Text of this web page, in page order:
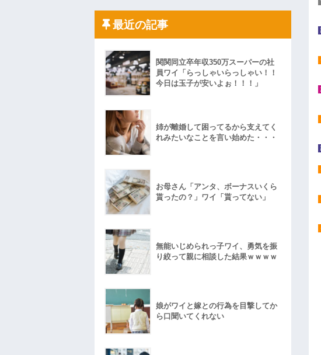
最近の記事
関関同立卒年収350万スーパーの社
員ワイ「らっしゃいらっしゃい！！
今日は玉子が安いよぉ！！！」
姉が離婚して困ってるから支えてく
れみたいなことを言い始めた・・・
お母さん「アンタ、ボーナスいくら
貰ったの？」ワイ「貰ってない」
無能いじめられっ子ワイ、勇気を振
り絞って親に相談した結果ｗｗｗｗ
娘がワイと嫁との行為を目撃してか
ら口聞いてくれない